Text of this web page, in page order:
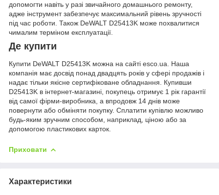
допомогти навіть у разі звичайного домашнього ремонту,
адже інструмент забезпечує максимальний рівень зручності
під час роботи. Також DeWALT D25413K може похвалитися
чималим терміном експлуатації.
Де купити
Купити DeWALT D25413K можна на сайті esco.ua. Наша
компанія має досвід понад двадцять років у сфері продажів і
надає тільки якісне сертифіковане обладнання. Купивши
D25413K в інтернет-магазині, покупець отримує 1 рік гарантії
від самої фірми-виробника, а впродовж 14 днів може
повернути або обміняти покупку. Сплатити купівлю можливо
будь-яким зручним способом, наприклад, ціною або за
допомогою пластикових карток.
Приховати
Характеристики